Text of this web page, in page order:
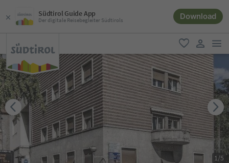
Südtirol Guide App
Der digitale Reisebegleiter Südtirols Download
favorit
user link
1/5